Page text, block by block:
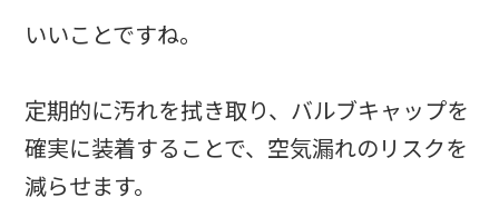
いいことですね。
定期的に汚れを拭き取り、バルブキャップを
確実に装着することで、空気漏れのリスクを
減らせます。